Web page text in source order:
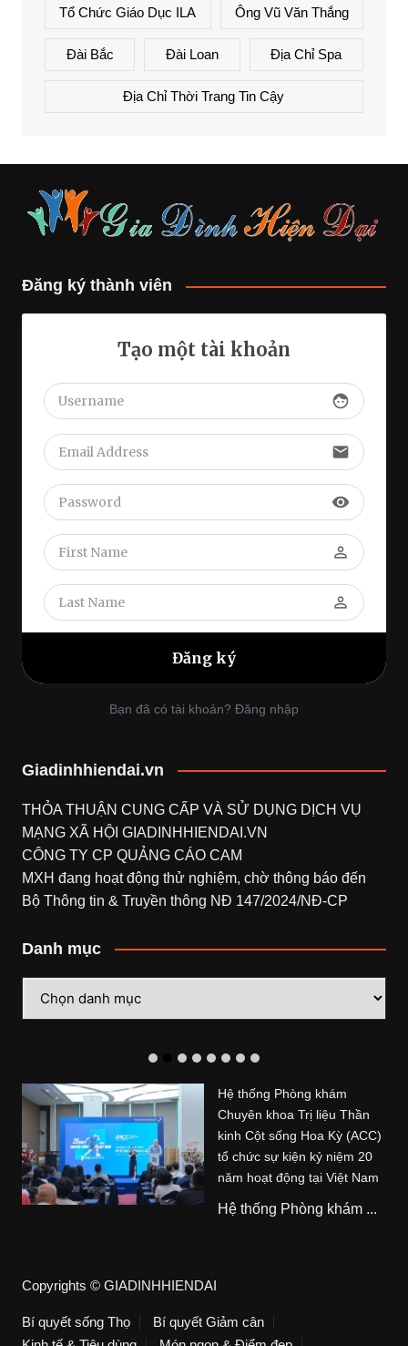
Tổ Chức Giáo Dục ILA Ông Vũ Văn Thắng
Đài Bắc Đài Loan Địa Chỉ Spa
Địa Chỉ Thời Trang Tin Cậy
Đăng ký thành viên
Tạo một tài khoản
face
email
visibility
perm_identity
perm_identity
Bạn đã có tài khoản? Đăng nhập
Giadinhhiendai.vn
THỎA THUẬN CUNG CẤP VÀ SỬ DỤNG DỊCH VỤ
MẠNG XÃ HỘI GIADINHHIENDAI.VN
CÔNG TY CP QUẢNG CÁO CAM
MXH đang hoạt động thử nghiệm, chờ thông báo đến
Bộ Thông tin & Truyền thông NĐ 147/2024/NĐ-CP
Danh mục
mục
Hệ thống Phòng khám
Chuyên khoa Trị liệu Thần
kinh Cột sống Hoa Kỳ (ACC)
tổ chức sự kiện kỷ niệm 20
năm hoạt động tại Việt Nam
Hệ thống Phòng khám ...
Copyrights © GIADINHHIENDAI
Bí quyết sống Thọ
Bí quyết Giảm cân